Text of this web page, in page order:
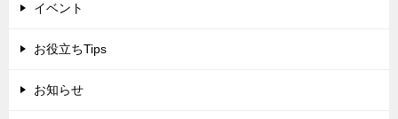
イベント
お役立ちTips
お知らせ